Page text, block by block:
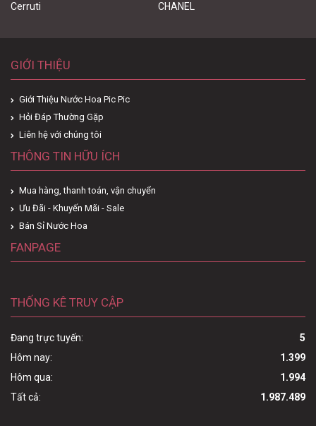
Cerruti
CHANEL
GIỚI THIỆU
Giới Thiệu Nước Hoa Pic Pic
Hỏi Đáp Thường Gặp
Liên hệ với chúng tôi
THÔNG TIN HỮU ÍCH
Mua hàng, thanh toán, vận chuyển
Ưu Đãi - Khuyến Mãi - Sale
Bán Sỉ Nước Hoa
FANPAGE
THỐNG KÊ TRUY CẬP
Đang trực tuyến:
5
Hôm nay:
1.399
Hôm qua:
1.994
Tất cả:
1.987.489